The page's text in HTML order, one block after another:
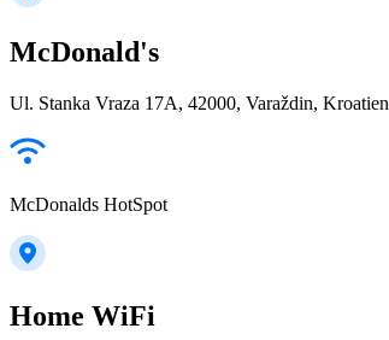
McDonald's
Ul. Stanka Vraza 17A, 42000, Varaždin, Kroatien
McDonalds HotSpot
Home WiFi